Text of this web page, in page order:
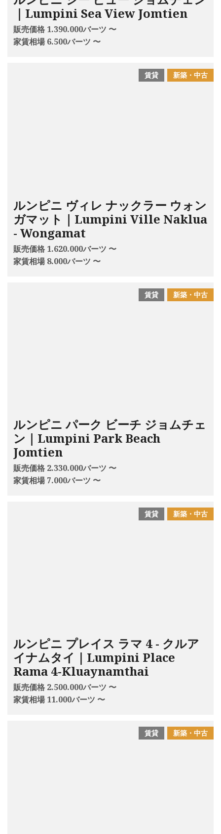
｜Lumpini Sea View Jomtien
販売価格 1.390.000バーツ 〜
家賃相場 6.500バーツ 〜
新築・中古
賃貸
ルンピニ ヴィレ ナックラー ウォン
ガマット｜Lumpini Ville Naklua
- Wongamat
販売価格 1.620.000バーツ 〜
家賃相場 8.000バーツ 〜
新築・中古
賃貸
ルンピニ パーク ビーチ ジョムチェ
ン｜Lumpini Park Beach
Jomtien
販売価格 2.330.000バーツ 〜
家賃相場 7.000バーツ 〜
新築・中古
賃貸
ルンピニ プレイス ラマ 4 - クルア
イナムタイ｜Lumpini Place
Rama 4-Kluaynamthai
販売価格 2.500.000バーツ 〜
家賃相場 11.000バーツ 〜
新築・中古
賃貸